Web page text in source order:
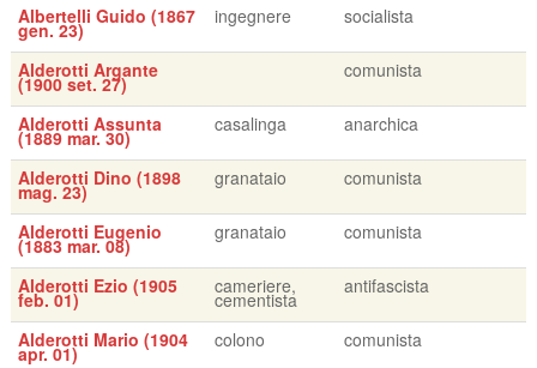
Albertelli Guido (1867
gen. 23)
ingegnere socialista
Alderotti Argante
(1900 set. 27)
comunista
Alderotti Assunta
(1889 mar. 30)
casalinga anarchica
Alderotti Dino (1898
mag. 23)
granataio comunista
Alderotti Eugenio
(1883 mar. 08)
granataio comunista
Alderotti Ezio (1905
feb. 01)
cameriere,
cementista
antifascista
Alderotti Mario (1904
apr. 01)
colono comunista